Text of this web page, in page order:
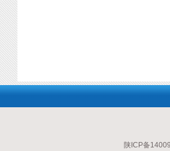
陕ICP备